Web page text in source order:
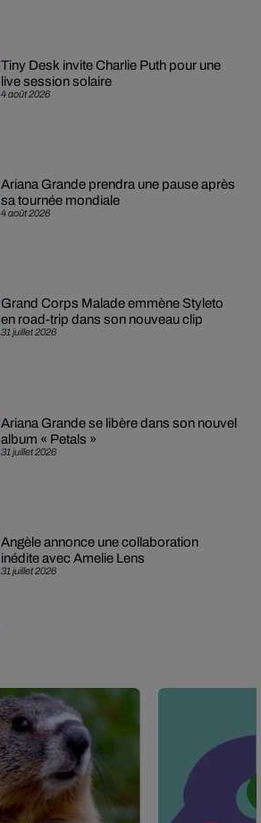
4 août 2026
Tiny Desk invite Charlie Puth pour une
live session solaire
4 août 2026
Ariana Grande prendra une pause après
sa tournée mondiale
31 juillet 2026
Grand Corps Malade emmène Styleto
en road-trip dans son nouveau clip
31 juillet 2026
Ariana Grande se libère dans son nouvel
album « Petals »
31 juillet 2026
Angèle annonce une collaboration
inédite avec Amelie Lens